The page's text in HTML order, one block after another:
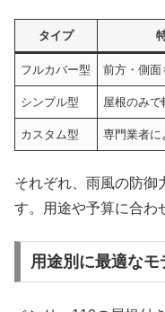
タイプ
フルカバー型 前方・側面
シンプル型 屋根のみで
カスタム型 専門業者に
それぞれ、雨風の防御
す。用途や予算に合わ
用途別に最適なモ